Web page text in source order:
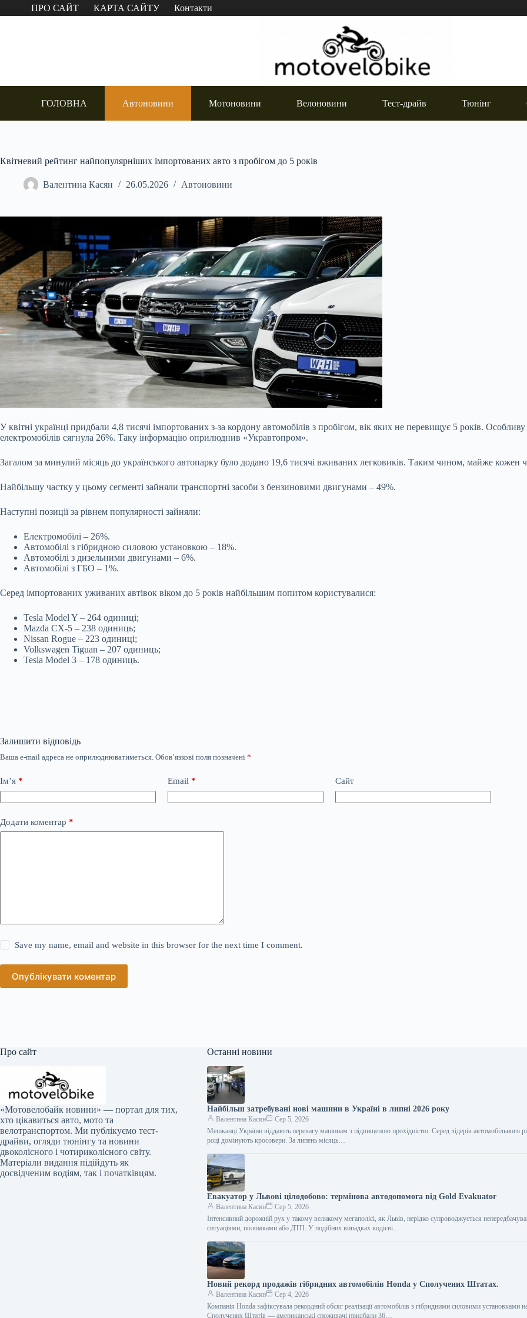
Перейти
до
ПРО САЙТ КАРТА САЙТУ Контакти
ГОЛОВНА Автоновини Мотоновини Велоновини Тест-драйв Тюнінг
Квітневий рейтинг найпопулярніших імпортованих авто з пробігом до 5 років
Валентина Касян 26.05.2026 Автоновини
У квітні українці придбали 4,8 тисячі імпортованих з-за кордону автомобілів з пробігом, вік яких не перевищує 5 років.
електромобілів сягнула 26%. Таку інформацію оприлюднив «Укравтопром».
Загалом за минулий місяць до українського автопарку було додано 19,6 тисячі вживаних легковиків. Таким чином, майже кожен
Найбільшу частку у цьому сегменті зайняли транспортні засоби з бензиновими двигунами – 49%.
Наступні позиції за рівнем популярності зайняли:
Електромобілі – 26%.
Автомобілі з гібридною силовою установкою – 18%.
Автомобілі з дизельними двигунами – 6%.
Автомобілі з ГБО – 1%.
Серед імпортованих уживаних автівок віком до 5 років найбільшим попитом користувалися:
Tesla Model Y – 264 одиниці;
Mazda CX-5 – 238 одиниць;
Nissan Rogue – 223 одиниці;
Volkswagen Tiguan – 207 одиниць;
Tesla Model 3 – 178 одиниць.
Залишити відповідь
Ваша e-mail адреса не оприлюднюватиметься. Обов’язкові поля позначені *
Ім’я * Email * Сайт
Додати коментар *
Save my name, email and website in this browser for the next time I comment.
Опублікувати коментар
Про сайт
«Мотовелобайк новини» — портал для тих,
хто цікавиться авто, мото та
велотранспортом. Ми публікуємо тест-
драйви, огляди тюнінгу та новини
двоколісного і чотириколісного світу.
Матеріали видання підійдуть як
досвідченим водіям, так і початківцям.
Останні новини
Найбільш затребувані нові машини в Україні в липні 2026 року
Валентина Касян
Сер 5, 2026
Мешканці України віддають перевагу машинам з підвищеною прохідністю. Серед лідерів автомобільного
році домінують кросовери. За липень місяць…
Евакуатор у Львові цілодобово: термінова автодопомога від Gold Evakuator
Валентина Касян
Сер 5, 2026
Інтенсивний дорожній рух у такому великому мегаполісі, як Львів, нерідко супроводжується
ситуаціями, поломками або ДТП. У подібних випадках водієві…
Новий рекорд продажів гібридних автомобілів Honda у Сполучених Штатах.
Валентина Касян
Сер 4, 2026
Компанія Honda зафіксувала рекордний обсяг реалізації автомобілів з гібридними силовими установками
Сполучених Штатів — американські споживачі придбали 36…